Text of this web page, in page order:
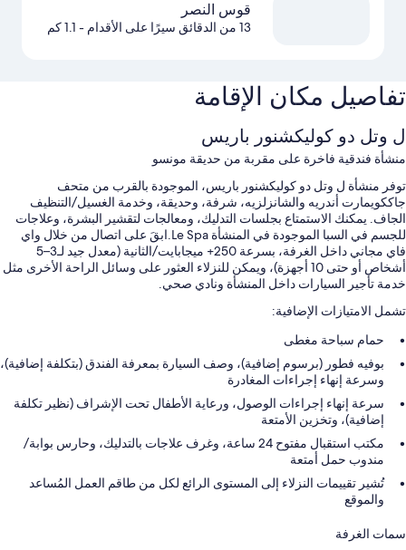
قوس النصر
13 من الدقائق سيرًا على الأقدام - 1.1 كم
تفاصيل مكان الإقامة
ل وتل دو كوليكشنور باريس
منشأة فندقية فاخرة على مقربة من حديقة مونسو
توفر منشأة ل وتل دو كوليكشنور باريس، الموجودة بالقرب من متحف
جاككويمارت أندريه والشانزلزيه، شرفة، وحديقة، وخدمة الغسيل/التنظيف
الجاف. يمكنك الاستمتاع بجلسات التدليك، ومعالجات لتقشير البشرة، وعلاجات
للجسم في السبا الموجودة في المنشأة Le Spa.ابقَ على اتصال من خلال واي
فاي مجاني داخل الغرفة، بسرعة 250+ ميجابايت/الثانية (معدل جيد لـ3–5
أشخاص أو حتى 10 أجهزة)، ويمكن للنزلاء العثور على وسائل الراحة الأخرى مثل
خدمة تأجير السيارات داخل المنشأة ونادي صحي.
تشمل الامتيازات الإضافية:
حمام سباحة مغطى
بوفيه فطور (برسوم إضافية)، وصف السيارة بمعرفة الفندق (بتكلفة إضافية)،
وسرعة إنهاء إجراءات المغادرة
سرعة إنهاء إجراءات الوصول، ورعاية الأطفال تحت الإشراف (نظير تكلفة
إضافية)، وتخزين الأمتعة
مكتب استقبال مفتوح 24 ساعة، وغرف علاجات بالتدليك، وحارس بوابة/
مندوب حمل أمتعة
تُشير تقييمات النزلاء إلى المستوى الرائع لكل من طاقم العمل المُساعد
والموقع
سمات الغرفة